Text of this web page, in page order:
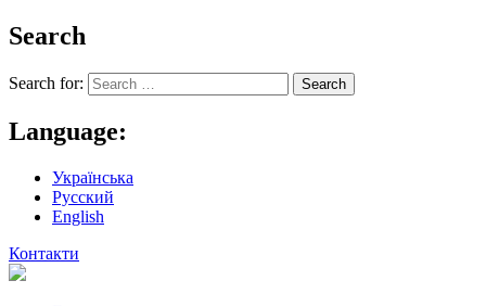
Search
Search for:
Language:
Українська
Русский
English
Контакти